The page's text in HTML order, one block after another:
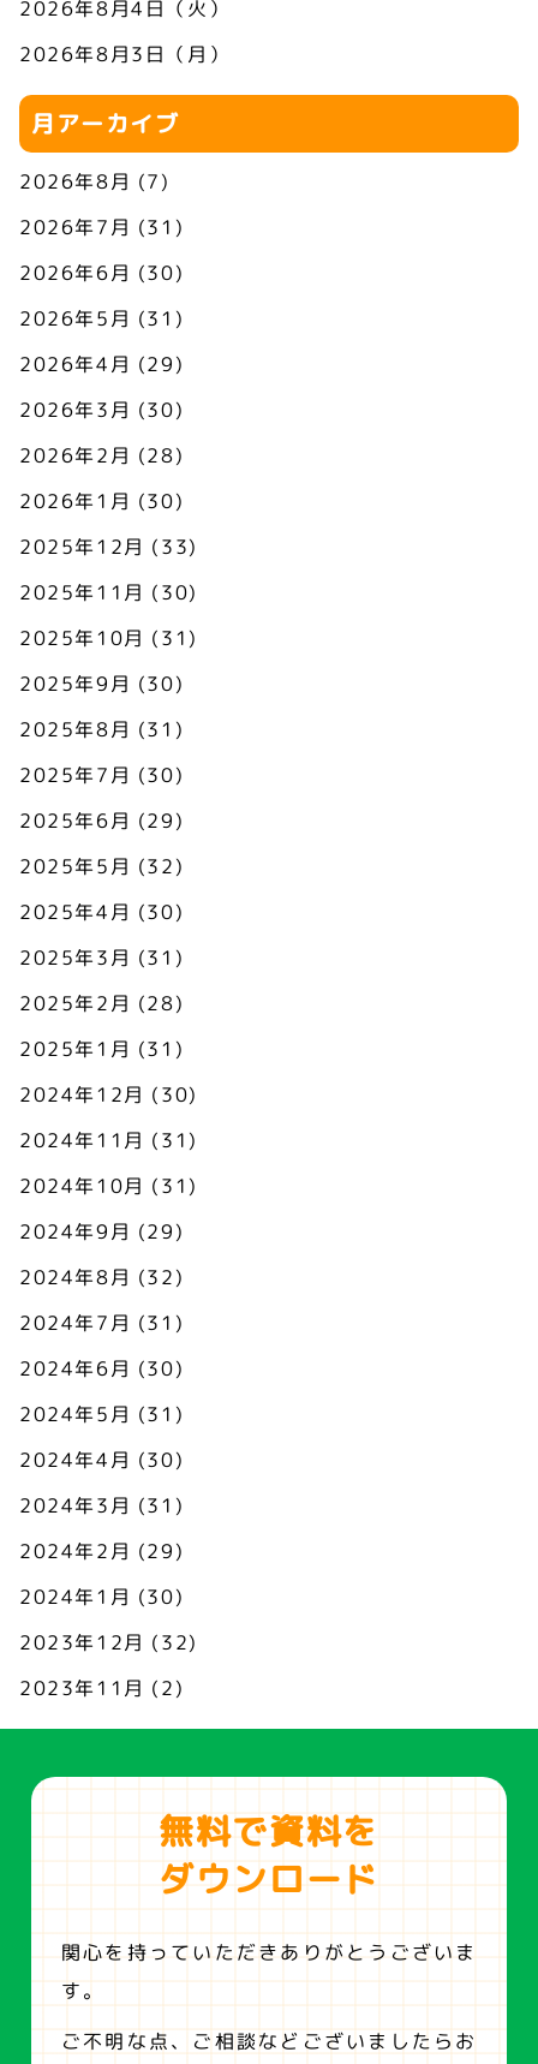
2026年8月4日（火）
2026年8月3日（月）
月アーカイブ
2026年8月 (7)
2026年7月 (31)
2026年6月 (30)
2026年5月 (31)
2026年4月 (29)
2026年3月 (30)
2026年2月 (28)
2026年1月 (30)
2025年12月 (33)
2025年11月 (30)
2025年10月 (31)
2025年9月 (30)
2025年8月 (31)
2025年7月 (30)
2025年6月 (29)
2025年5月 (32)
2025年4月 (30)
2025年3月 (31)
2025年2月 (28)
2025年1月 (31)
2024年12月 (30)
2024年11月 (31)
2024年10月 (31)
2024年9月 (29)
2024年8月 (32)
2024年7月 (31)
2024年6月 (30)
2024年5月 (31)
2024年4月 (30)
2024年3月 (31)
2024年2月 (29)
2024年1月 (30)
2023年12月 (32)
2023年11月 (2)
無料で資料を
ダウンロード
関心を持っていただきありがとうございま
す。
ご不明な点、ご相談などございましたらお